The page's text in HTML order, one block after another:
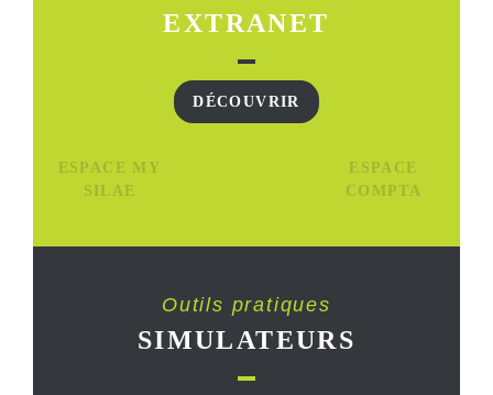
EXTRANET
DÉCOUVRIR
ESPACE MY
SILAE
ESPACE
COMPTA
Outils pratiques
SIMULATEURS